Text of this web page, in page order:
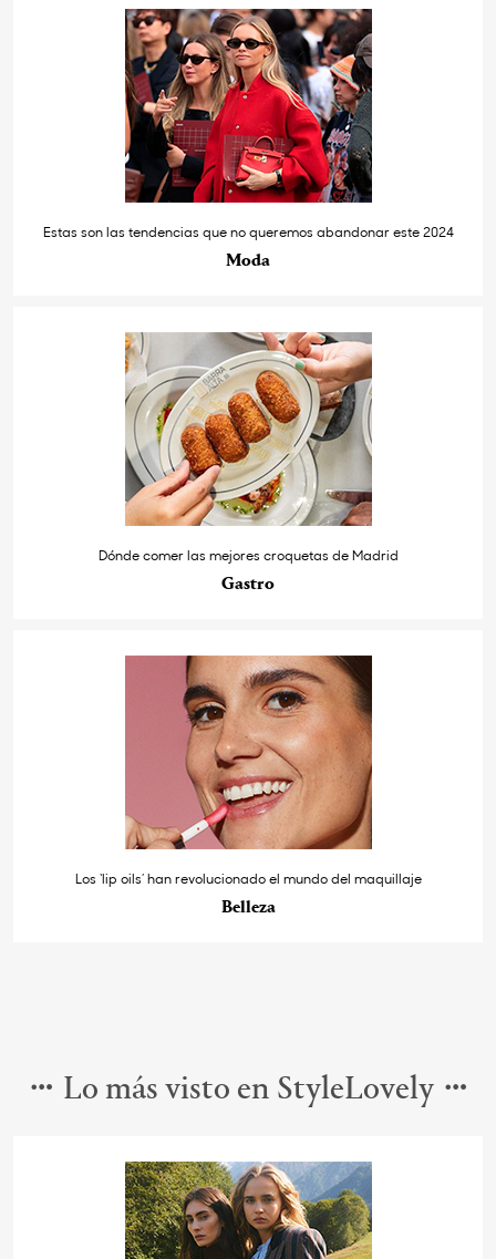
Estas son las tendencias que no queremos abandonar este 2024
Moda
Dónde comer las mejores croquetas de Madrid
Gastro
Los ‘lip oils’ han revolucionado el mundo del maquillaje
Belleza
Lo más visto en StyleLovely